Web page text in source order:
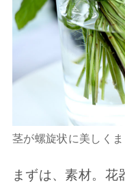
茎が螺旋状に美しく
まずは、素材。花